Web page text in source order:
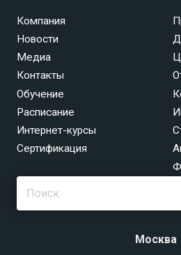
Компания
Новости
Медиа
Контакты
Обучение
Расписание
Интернет-курсы
Сертификация
Москва